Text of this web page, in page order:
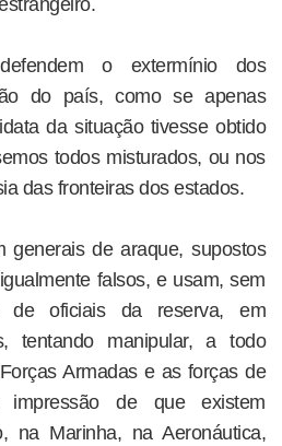
o extermínio dos
do país, como se apenas
da situação tivesse obtido
todos misturados, ou nos
das fronteiras dos estados.
generais de araque, supostos
falsos, e usam, sem
de oficiais da reserva, em
tentando manipular, a todo
Armadas e as forças de
impressão de que existem
na Marinha, na Aeronáutica,